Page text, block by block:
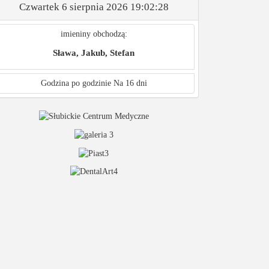
Czwartek 6 sierpnia 2026 19:02:29
imieniny obchodzą:
Sława, Jakub, Stefan
Godzina po godzinie Na 16 dni